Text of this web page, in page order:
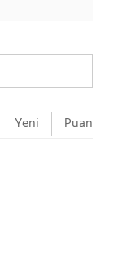
Yeni Puan